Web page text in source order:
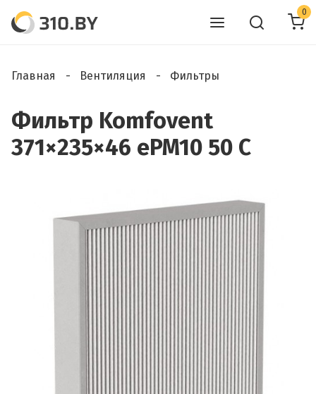
0
Главная Вентиляция Фильтры
Фильтр Komfovent
371×235×46 ePM10 50 C